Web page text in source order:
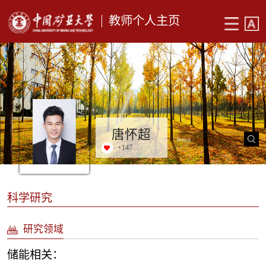
教师个人主页
唐怀超
+147
科学研究
研究领域
储能相关：